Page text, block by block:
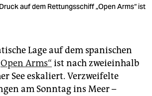
auf dem Rettungsschiff „Open Arms“ ist
Lage auf dem spanischen
Arms“ ist nach zweieinhalb
See eskaliert. Verzweifelte
am Sonntag ins Meer –